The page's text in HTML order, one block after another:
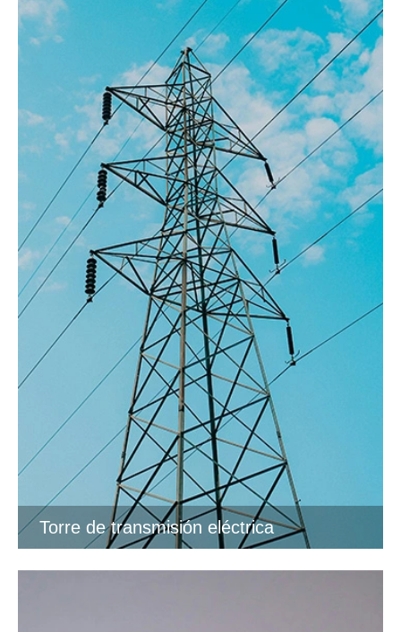
Torre de transmisión eléctrica